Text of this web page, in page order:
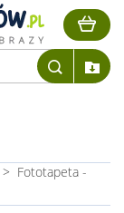
> Fototapeta -